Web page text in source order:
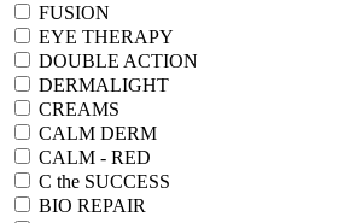
FUSION
EYE THERAPY
DOUBLE ACTION
DERMALIGHT
CREAMS
CALM DERM
CALM - RED
C the SUCCESS
BIO REPAIR